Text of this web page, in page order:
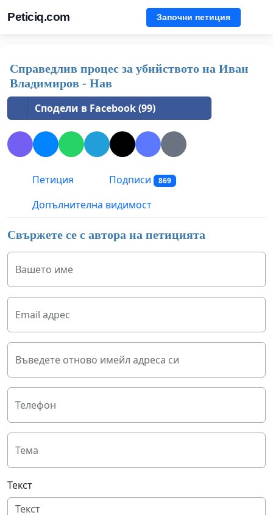
Peticiq.com Започни петиция
Справедлив процес за убийството на Иван
Владимиров - Нав
Сподели в Facebook (99)
Петиция Подписи 869
Допълнителна видимост
Свържете се с автора на петицията
Вашето име
Email адрес
Въведете отново имейл адреса си
Телефон
Тема
Текст